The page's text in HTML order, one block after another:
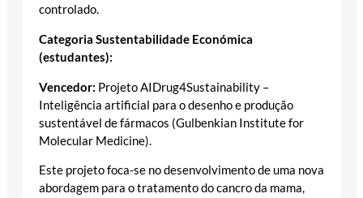
controlado.
Categoria Sustentabilidade Económica
(estudantes):
Vencedor: Projeto AIDrug4Sustainability –
Inteligência artificial para o desenho e produção
sustentável de fármacos (Gulbenkian Institute for
Molecular Medicine).
Este projeto foca-se no desenvolvimento de uma nova
abordagem para o tratamento do cancro da mama,